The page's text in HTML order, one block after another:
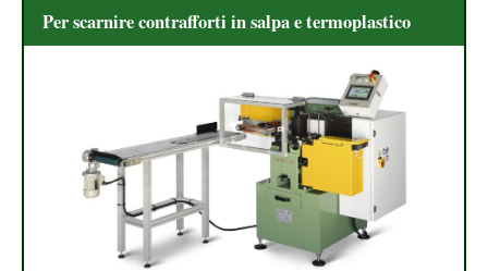
Per scarnire contrafforti in salpa e termoplastico